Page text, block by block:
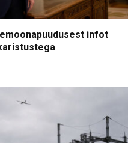
infot